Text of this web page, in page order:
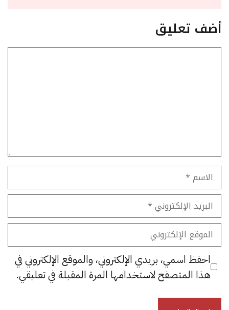
أضف تعليق
الاسم
البريد
الإلكتروني
الموقع
الإلكتروني
احفظ اسمي، بريدي الإلكتروني، والموقع الإلكتروني في
هذا المتصفح لاستخدامها المرة المقبلة في تعليقي.